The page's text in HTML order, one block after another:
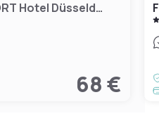
guestified GRAND AIRPORT Hotel Düsseldorf Ratingen
68 €